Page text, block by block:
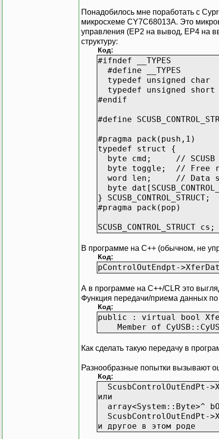
Понадобилось мне поработать с
микросхеме CY7C68013A. Это
управления (EP2 на вывод, EP4 на
структуру:
Код:
#ifndef __TYPES
#define __TYPES
typedef unsigned char
typedef unsigned short
#endif
#define
#pragma pack(push,1)
typedef struct {
byte cmd; // SCUSB I/
byte toggle; // Free
word len; // Data
byte
} SCUSB_CONTROL_STRUCT;
#pragma pack(pop)
SCUSB_CONTROL_STRUCT cs;
В программе на C++ (обычном, не
Код:
pControlOutEndpt-
А в программе на C++/CLR это
Функция передачи/приема данных по
Код:
public : virtual bool
Member of
Как сделать такую передачу в
Разнообразные попытки вызывают
Код:
ScusbControlOutEndPt-
или
array<System::Byte>^
ScusbControlOutEndPt-
и другое в этом роде